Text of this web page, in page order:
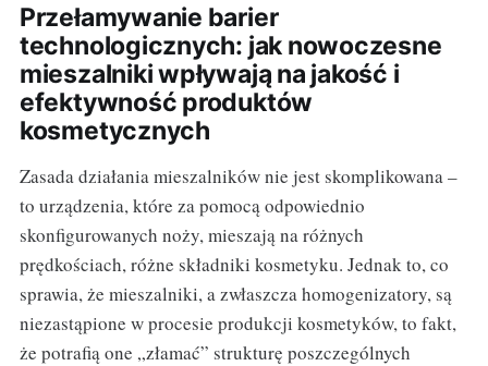
Przełamywanie barier
technologicznych: jak nowoczesne
mieszalniki wpływają na jakość i
efektywność produktów
kosmetycznych
Zasada działania mieszalników nie jest skomplikowana –
to urządzenia, które za pomocą odpowiednio
skonfigurowanych noży, mieszają na różnych
prędkościach, różne składniki kosmetyku. Jednak to, co
sprawia, że mieszalniki, a zwłaszcza homogenizatory, są
niezastąpione w procesie produkcji kosmetyków, to fakt,
że potrafią one „złamać” strukturę poszczególnych